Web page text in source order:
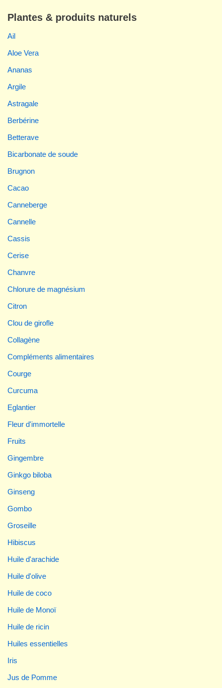
Plantes & produits naturels
Ail
Aloe Vera
Ananas
Argile
Astragale
Berbérine
Betterave
Bicarbonate de soude
Brugnon
Cacao
Canneberge
Cannelle
Cassis
Cerise
Chanvre
Chlorure de magnésium
Citron
Clou de girofle
Collagène
Compléments alimentaires
Courge
Curcuma
Eglantier
Fleur d'immortelle
Fruits
Gingembre
Ginkgo biloba
Ginseng
Gombo
Groseille
Hibiscus
Huile d'arachide
Huile d'olive
Huile de coco
Huile de Monoï
Huile de ricin
Huiles essentielles
Iris
Jus de Pomme